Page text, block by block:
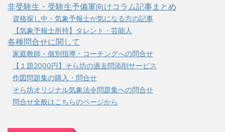
非受験生・受験生予備軍向けコラム記事まとめ
資格探し中・気象予報士が気になる方の記事
【気象予報士所持】タレント・芸能人
各種問合せに関して
家庭教師・個別指導・コーチングへの問合せ
【１題2000円】そら坊の過去問添削サービス
作図問題集の購入・問合せ
そら坊オリジナル気象法令問題集への問合せ
問合せ全般はこちらのページから